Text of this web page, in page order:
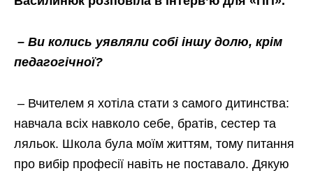
– Ви колись уявляли собі іншу долю, крім
педагогічної?
– Вчителем я хотіла стати з самого дитинства:
навчала всіх навколо себе, братів, сестер та
ляльок. Школа була моїм життям, тому питання
про вибір професії навіть не поставало. Дякую